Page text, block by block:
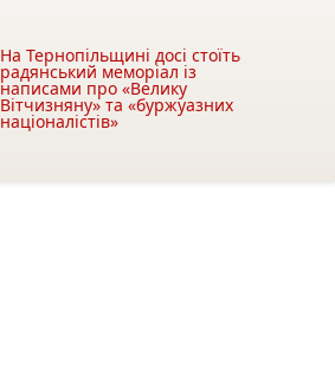
На Тернопільщині досі стоїть
радянський меморіал із
написами про «Велику
Вітчизняну» та «буржуазних
націоналістів»